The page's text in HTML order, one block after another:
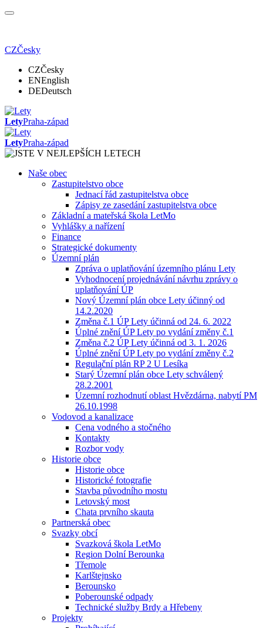
CZČesky
CZČesky
ENEnglish
DEDeutsch
LetyPraha-západ
LetyPraha-západ
Naše obec
Zastupitelstvo obce
Jednací řád zastupitelstva obce
Zápisy ze zasedání zastupitelstva obce
Základní a mateřská škola LetMo
Vyhlášky a nařízení
Finance
Strategické dokumenty
Územní plán
Zpráva o uplatňování územního plánu Lety
Vyhodnocení projednávání návrhu zprávy o
uplatňování ÚP
Nový Územní plán obce Lety účinný od
14.2.2020
Změna č.1 ÚP Lety účinná od 24. 6. 2022
Úplné znění ÚP Lety po vydání změny č.1
Změna č.2 ÚP Lety účinná od 3. 1. 2026
Úplné znění ÚP Lety po vydání změny č.2
Regulační plán RP 2 U Lesíka
Starý Územní plán obce Lety schválený
28.2.2001
Územní rozhodnutí oblast Hvězdárna, nabytí PM
26.10.1998
Vodovod a kanalizace
Cena vodného a stočného
Kontakty
Rozbor vody
Historie obce
Historie obce
Historické fotografie
Stavba původního mostu
Letovský most
Chata prvního skauta
Partnerská obec
Svazky obcí
Svazková škola LetMo
Region Dolní Berounka
Třemole
Karlštejnsko
Berounsko
Poberounské odpady
Technické služby Brdy a Hřebeny
Projekty